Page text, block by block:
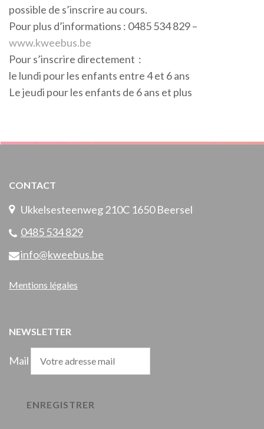
possible de s’inscrire au cours.
Pour plus d’informations : 0485 534 829 –
www.kweebus.be
Pour s’inscrire directement :
le lundi pour les enfants entre 4 et 6 ans
Le jeudi pour les enfants de 6 ans et plus
CONTACT
Ukkelsesteenweg 210C 1650 Beersel
0485 534 829
info@kweebus.be
Mentions légales
NEWSLETTER
Mail